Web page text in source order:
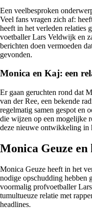
Een veelbesproken
Veel fans vragen zich af:
heeft in het verleden relaties
voetballer Lars Veldwijk en
berichten doen vermoeden
gevonden.
Monica en Kaj: een
Er gaan geruchten rond dat
van der Ree, een bekende
regelmatig samen gespot en
die wijzen op een mogelijke
deze nieuwe ontwikkeling in
Monica Geuze
Monica Geuze heeft in het
nodige opschudding hebben
voormalig profvoetballer
tumultueuze relatie met
headlines.